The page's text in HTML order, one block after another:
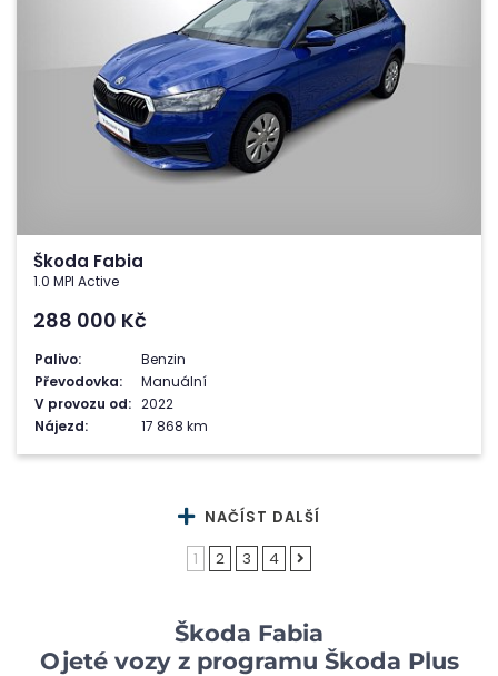
Škoda Fabia
1.0 MPI Active
288 000 Kč
Palivo:
Benzin
Převodovka:
Manuální
V provozu od: 2022
Nájezd:
17 868 km
NAČÍST DALŠÍ
1
2 3 4
Škoda Fabia
Ojeté vozy z programu Škoda Plus